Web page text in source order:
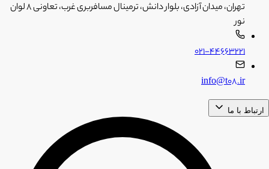
تهران، میدان آزادی، بلوار دانش، ترمینال مسافربری غرب، تعاونی ۸ لوان
نور
۰۲۱-۴۴۶۶۳۲۲۱
info@t08.ir
ارتباط با ما